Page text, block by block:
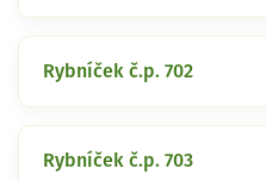
Rybníček č.p. 702
Rybníček č.p. 703